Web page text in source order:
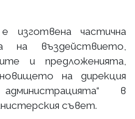
частична
на въздействието,
и предложенията,
на дирекция
в
съвет.